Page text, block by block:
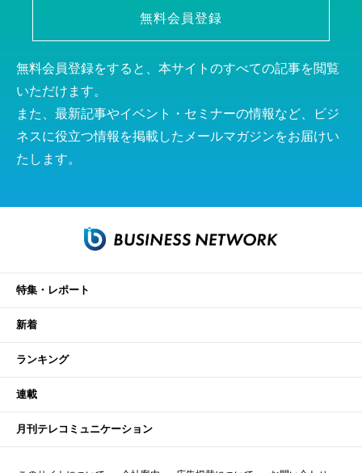
無料会員登録
無料会員登録をすると、本サイトのすべての記事を閲覧
いただけます。
また、最新記事やイベント・セミナーの情報など、ビジ
ネスに役立つ情報を掲載したメールマガジンをお届けい
たします。
特集・レポート
新着
ランキング
連載
月刊テレコミュニケーション